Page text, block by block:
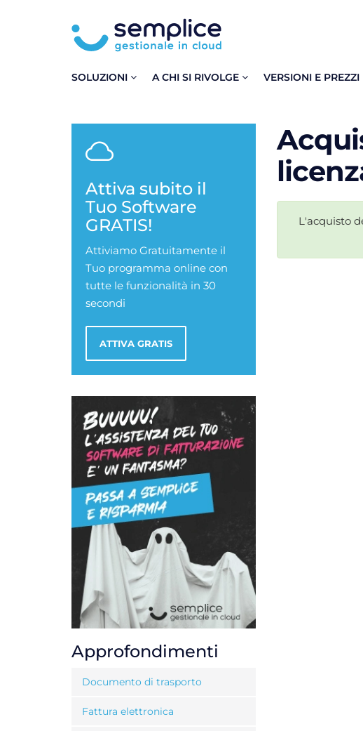
SOLUZIONI A CHI SI RIVOLGE VERSIONI E PREZZI
L'acquisto
Attiva subito il
Tuo Software
GRATIS!
Attiviamo Gratuitamente il
Tuo programma online con
tutte le funzionalità in 30
secondi
ATTIVA GRATIS
Approfondimenti
Documento di trasporto
Fattura elettronica